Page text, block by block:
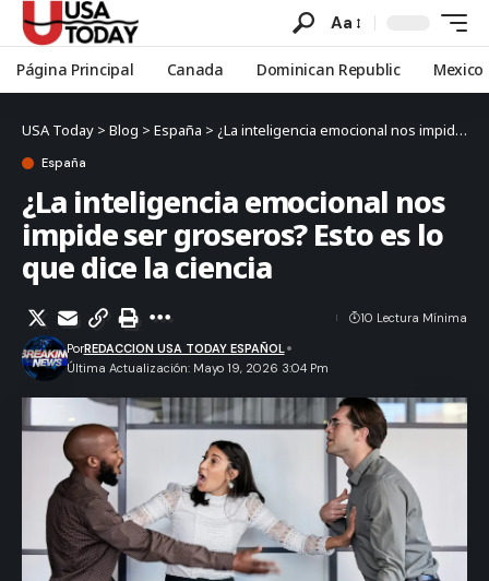
Aa
Página Principal Canada Dominican Republic Mexico
USA Today > Blog > España > ¿La inteligencia emocional nos impide ser groseros? Esto es lo que dice la ciencia
España
¿La inteligencia emocional nos
impide ser groseros? Esto es lo
que dice la ciencia
Última Actualización: Mayo 19, 2026 3:04 Pm
PorREDACCION USA TODAY ESPAÑOL
10 Lectura Mínima